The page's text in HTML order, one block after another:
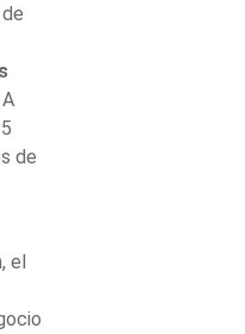
de
el